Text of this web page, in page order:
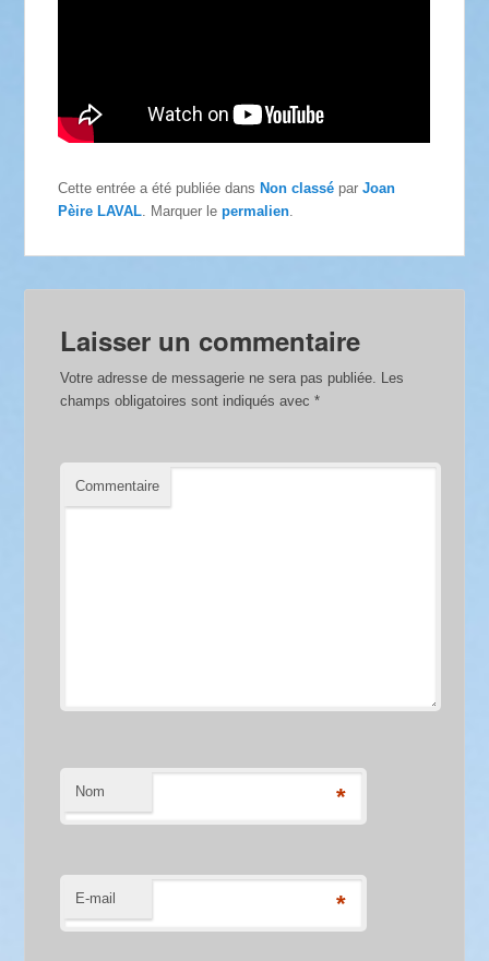
Cette entrée a été publiée dans Non classé parJoan
Pèire LAVAL. Marquer lepermalien.
Laisser un commentaire
Votre adresse de messagerie ne sera pas publiée. Les
champs obligatoires sont indiqués avec*
Commentaire
Nom *
E-mail *